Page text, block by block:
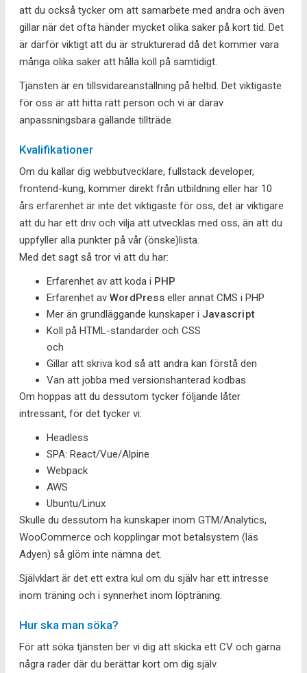
att du också tycker om att samarbete med andra och även
gillar när det ofta händer mycket olika saker på kort tid. Det
är därför viktigt att du är strukturerad då det kommer vara
många olika saker att hålla koll på samtidigt.
Tjänsten är en tillsvidareanställning på heltid. Det viktigaste
för oss är att hitta rätt person och vi är därav
anpassningsbara gällande tillträde.
Kvalifikationer
Om du kallar dig webbutvecklare, fullstack developer,
frontend-kung, kommer direkt från utbildning eller har 10
års erfarenhet är inte det viktigaste för oss, det är viktigare
att du har ett driv och vilja att utvecklas med oss, än att du
uppfyller alla punkter på vår (önske)lista.
Med det sagt så tror vi att du har:
Erfarenhet av att koda i PHP
Erfarenhet av WordPresseller annat CMS i PHP
Mer än grundläggande kunskaper i Javascript
Koll på HTML-standarder och CSS
och
Gillar att skriva kod så att andra kan förstå den
Van att jobba med versionshanterad kodbas
Om hoppas att du dessutom tycker följande låter
intressant, för det tycker vi:
Headless
SPA: React/Vue/Alpine
Webpack
AWS
Ubuntu/Linux
Skulle du dessutom ha kunskaper inom GTM/Analytics,
WooCommerce och kopplingar mot betalsystem (läs
Adyen) så glöm inte nämna det.
Självklart är det ett extra kul om du själv har ett intresse
inom träning och i synnerhet inom löpträning.
Hur ska man söka?
För att söka tjänsten ber vi dig att skicka ett CV och gärna
några rader där du berättar kort om dig själv.